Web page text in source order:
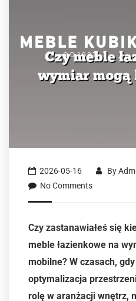
2026-05-16 By
No Comments
Czy zastanawiałeś się
meble łazienkowe na
mobilne? W czasach,
optymalizacja
rolę w aranżacji wnętrz,